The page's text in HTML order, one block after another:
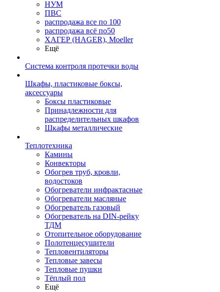
НУМ
ПВС
распродажа все по 100
распродажа всё по50
ХАГЕР (HAGER), Moeller
Ещё
Система контроля протечки воды
Шкафы, пластиковые боксы,
аксессуары
Боксы пластиковые
Принадлежности для
распределительных шкафов
Шкафы металлические
Теплотехника
Камины
Конвекторы
Обогрев труб, кровли,
водостоков
Обогреватели инфрактасные
Обогреватели масляные
Обогреватель газовый
Обогреватель на DIN-рейку
ТДМ
Отопительное оборудование
Полотенцесушители
Тепловентиляторы
Тепловые завесы
Тепловые пушки
Тёплый пол
Ещё